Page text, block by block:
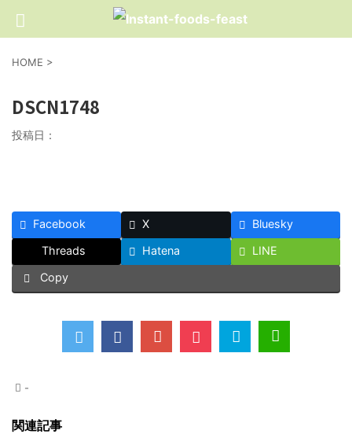
HOME >
DSCN1748
投稿日：
Facebook X
Bluesky
Threads
Hatena
LINE
Copy
-
関連記事